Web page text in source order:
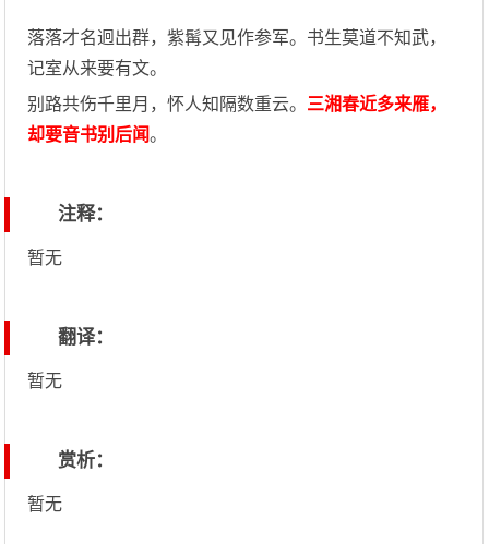
落落才名迥出群，紫髯又见作参军。书生莫道不知武，
记室从来要有文。
别路共伤千里月，怀人知隔数重云。 三湘春近多来雁，
却要音书别后闻。
注释：
暂无
翻译：
暂无
赏析：
暂无